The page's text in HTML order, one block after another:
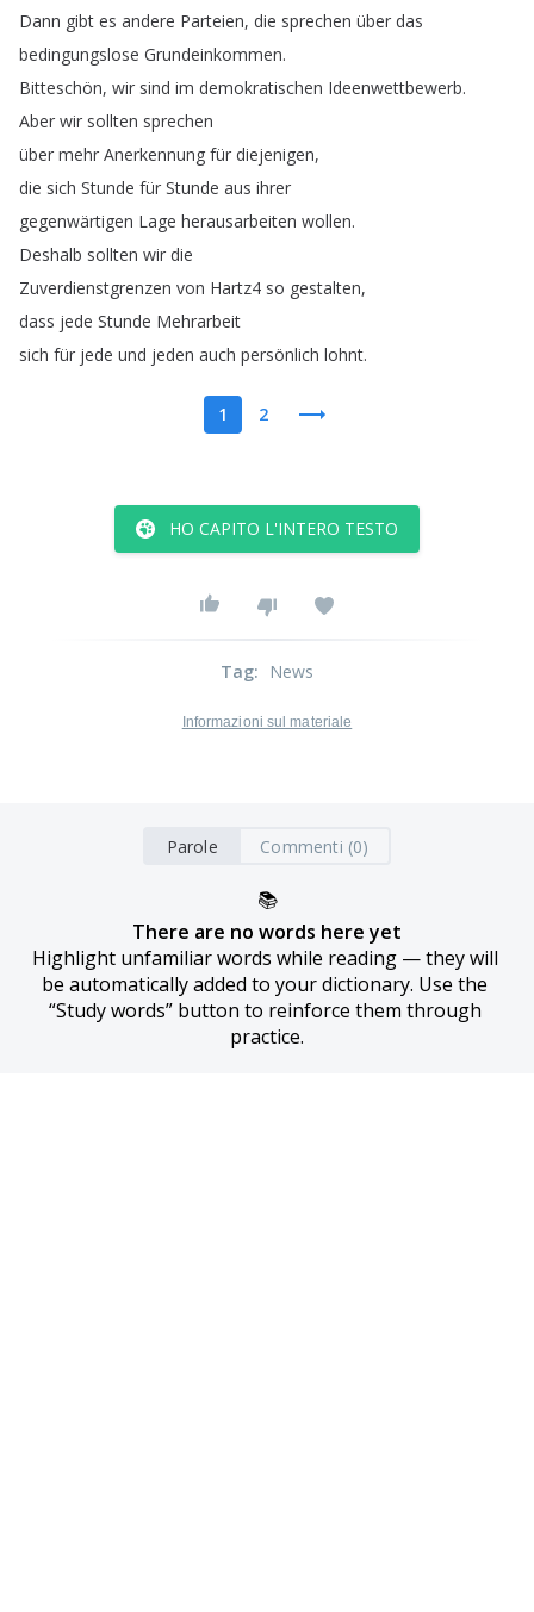
Dann gibt es andere Parteien, die sprechen über das
bedingungslose Grundeinkommen.
Bitteschön, wir sind im demokratischen Ideenwettbewerb.
Aber wir sollten sprechen
über mehr Anerkennung für diejenigen,
die sich Stunde für Stunde aus ihrer
gegenwärtigen Lage herausarbeiten wollen.
Deshalb sollten wir die
Zuverdienstgrenzen von Hartz4 so gestalten,
dass jede Stunde Mehrarbeit
sich für jede und jeden auch persönlich lohnt.
1 2
HO CAPITO L'INTERO TESTO
Tag: News
Informazioni sul materiale
Parole Commenti (0)
📚
There are no words here yet
Highlight unfamiliar words while reading — they will
be automatically added to your dictionary. Use the
“Study words” button to reinforce them through
practice.